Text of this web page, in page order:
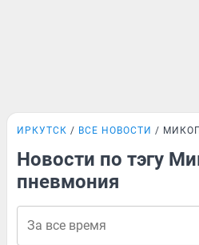
ИРКУТСК ВСЕ НОВОСТИ
Новости по тэгу
пневмония